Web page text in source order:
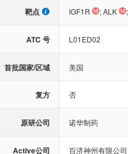
靶点 IGF1R ;ALK
ATC 号 L01ED02
首批国家/区域 美国
复方 否
原研公司 诺华制药
Active公司 百济神州有限公司